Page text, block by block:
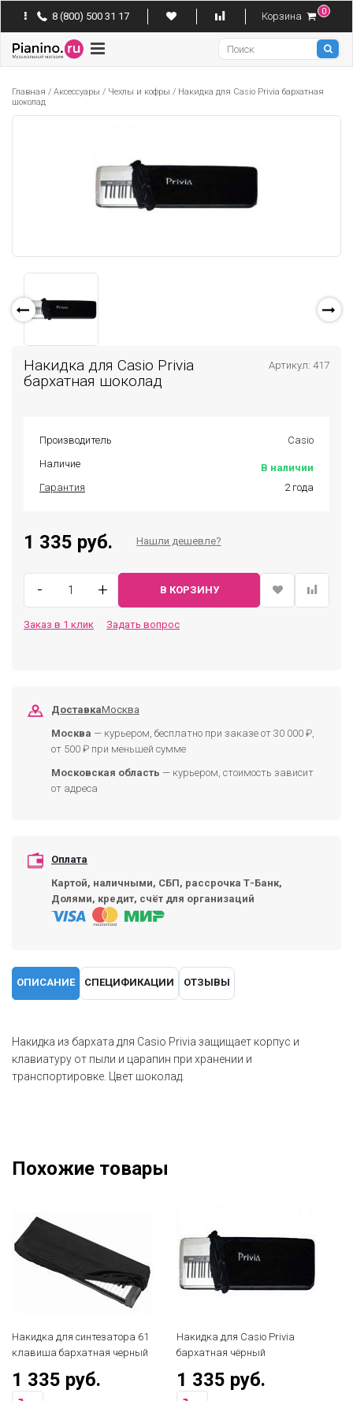
8 (800) 500 31 17 Корзина 0
Pianino
Главная / Аксессуары / Чехлы и кофры / Накидка для Casio Privia бархатная
шоколад
Накидка для Casio Privia
бархатная шоколад
Артикул: 417
Производитель
Casio
Наличие
В наличии
Гарантия
2 года
1 335 руб. Нашли дешевле?
- + В КОРЗИНУ
Заказ в 1 клик Задать вопрос
ДоставкаМосква
Москва — курьером, бесплатно при заказе от 30 000 ₽,
от 500 ₽ при меньшей сумме
Московская область — курьером, стоимость зависит
от адреса
Оплата
Картой, наличными, СБП, рассрочка Т-Банк,
Долями, кредит, счёт для организаций
ОПИСАНИЕ СПЕЦИФИКАЦИИ ОТЗЫВЫ
Накидка из бархата для Casio Privia защищает корпус и
клавиатуру от пыли и царапин при хранении и
транспортировке. Цвет шоколад.
Похожие товары
Накидка для синтезатора 61
клавиша бархатная черный
1 335 руб.
Накидка для Casio Privia
бархатная чёрный
1 335 руб.